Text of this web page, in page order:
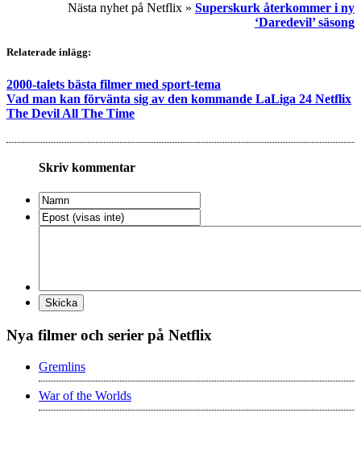
Nästa nyhet på Netflix » Superskurk återkommer i ny
‘Daredevil’ säsong
Relaterade inlägg:
2000-talets bästa filmer med sport-tema
Vad man kan förvänta sig av den kommande LaLiga 24 Netflix
The Devil All The Time
Skriv kommentar
Nya filmer och serier på Netflix
Gremlins
War of the Worlds